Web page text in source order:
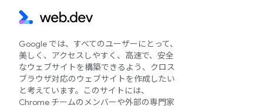
Google では、すべてのユーザーにとって、
美しく、アクセスしやすく、高速で、安全
なウェブサイトを構築できるよう、クロス
ブラウザ対応のウェブサイトを作成したい
と考えています。このサイトには、
Chrome チームのメンバーや外部の専門家